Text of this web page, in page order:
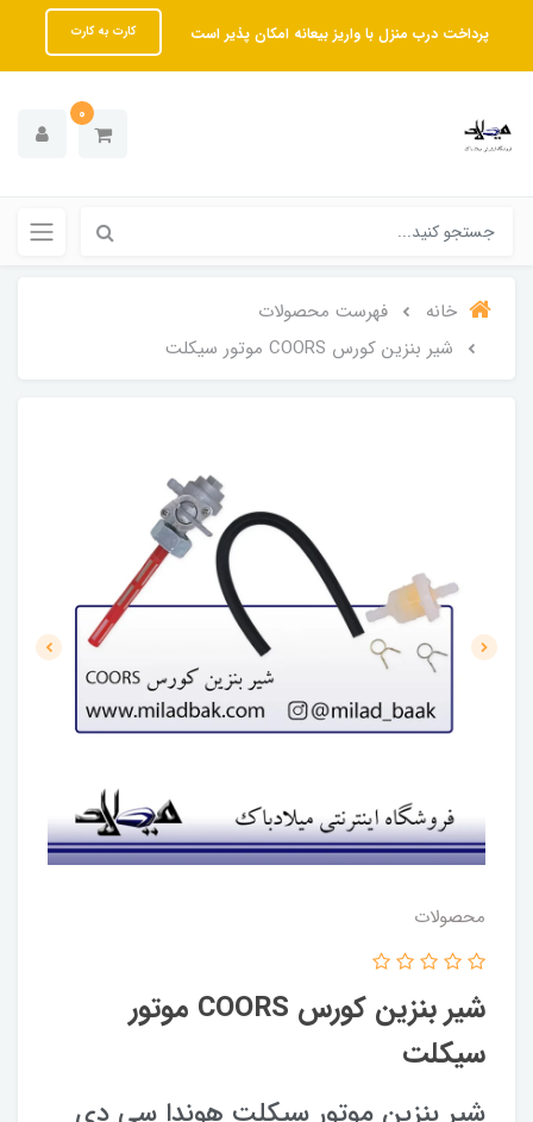
پرداخت درب منزل با واریز بیعانه امکان پذیر است کارت به کارت
0
خانه
فهرست محصولات
شیر بنزین کورس COORS موتور سیکلت
محصولات
شیر بنزین کورس COORS موتور
سیکلت
شیر بنزین موتور سیکلت هوندا سی دی